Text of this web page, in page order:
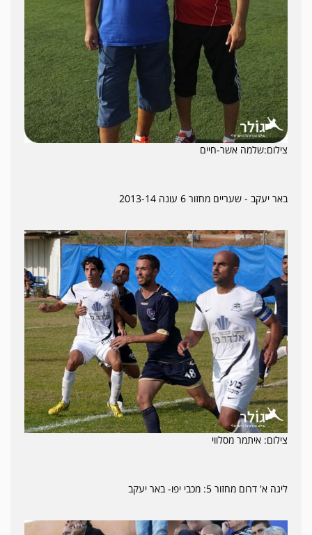
צילום:שלמה אשר-חיים
באר יעקב - שעריים מחזור 6 עונה 2013-14
צילום: איתמר מסלווי
ליגה א' דרום מחזור 5: מכבי יפו- באר יעקב